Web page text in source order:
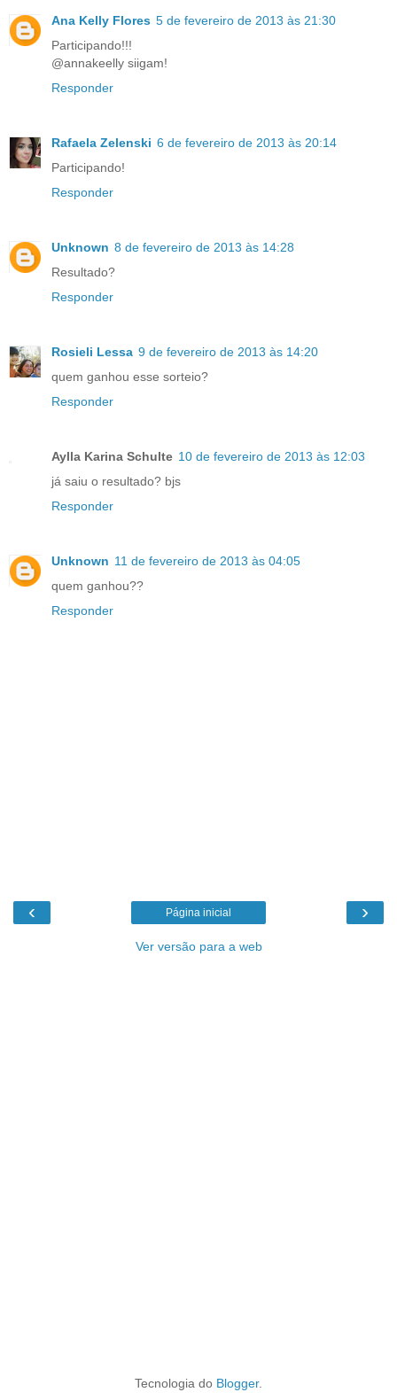
Ana Kelly Flores 5 de fevereiro de 2013 às 21:30
Participando!!!
@annakeelly siigam!
Responder
Rafaela Zelenski 6 de fevereiro de 2013 às 20:14
Participando!
Responder
Unknown 8 de fevereiro de 2013 às 14:28
Resultado?
Responder
Rosieli Lessa 9 de fevereiro de 2013 às 14:20
quem ganhou esse sorteio?
Responder
Aylla Karina Schulte 10 de fevereiro de 2013 às 12:03
já saiu o resultado? bjs
Responder
Unknown 11 de fevereiro de 2013 às 04:05
quem ganhou??
Responder
‹ ›
Página inicial
Ver versão para a web
Tecnologia do Blogger.